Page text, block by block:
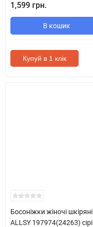
1,599 грн.
В кошик
Купуй в 1 клік
Босоніжки жіночі шкіряні
ALLSY 197974(24263) сірі